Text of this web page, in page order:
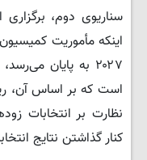
سناریوی دوم،
اینکه مأموریت
۲۰۲۷ به پایان
نظارت بر انتخابات
کنار گذاشتن نتایج